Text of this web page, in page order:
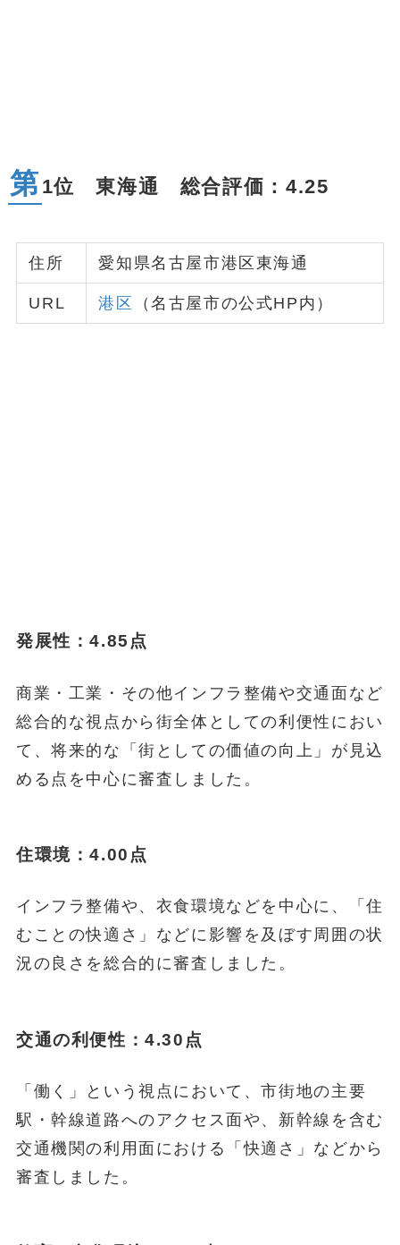
第 1位 東海通 総合評価：4.25
住所 愛知県名古屋市港区東海通
URL 港区 （名古屋市の公式HP内）
発展性：4.85点
商業・工業・その他インフラ整備や交通面など
総合的な視点から街全体としての利便性におい
て、将来的な「街としての価値の向上」が見込
める点を中心に審査しました。
住環境：4.00点
インフラ整備や、衣食環境などを中心に、「住
むことの快適さ」などに影響を及ぼす周囲の状
況の良さを総合的に審査しました。
交通の利便性：4.30点
「働く」という視点において、市街地の主要
駅・幹線道路へのアクセス面や、新幹線を含む
交通機関の利用面における「快適さ」などから
審査しました。